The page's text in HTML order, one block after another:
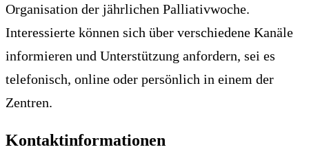
Organisation der jährlichen Palliativwoche.
Interessierte können sich über verschiedene Kanäle
informieren und Unterstützung anfordern, sei es
telefonisch, online oder persönlich in einem der
Zentren.
Kontaktinformationen